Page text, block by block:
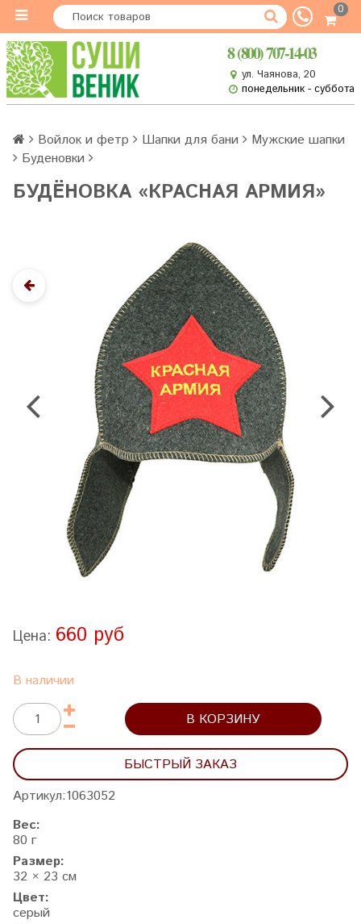
0
8 (800) 707-14-03
ул. Чаянова, 20
понедельник - суббота
Войлок и фетр Шапки для бани
Мужские шапки
Буденовки
БУДЁНОВКА «КРАСНАЯ АРМИЯ»
Цена: 660 руб
В наличии
В КОРЗИНУ
БЫСТРЫЙ ЗАКАЗ
Артикул:1063052
Вес:
80 г
Размер:
32 × 23 см
Цвет:
серый